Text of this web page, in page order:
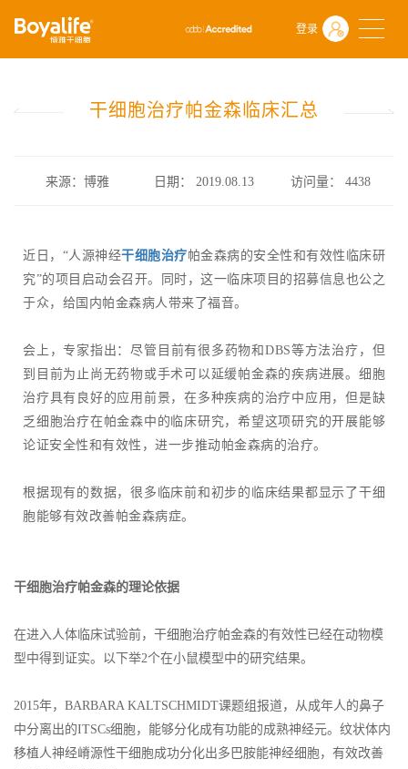
登录
首页 什么是干细胞
前沿动态
干细胞治疗帕金森临床汇总
干细胞治疗帕金森临床汇总
来源：博雅 日期： 2019.08.13 访问量：4438
近日，“人源神经干细胞治疗帕金森病的安全性和有效性临床研
究”的项目启动会召开。同时，这一临床项目的招募信息也公之
于众，给国内帕金森病人带来了福音。
会上，专家指出：尽管目前有很多药物和DBS等方法治疗，但
到目前为止尚无药物或手术可以延缓帕金森的疾病进展。细胞
治疗具有良好的应用前景，在多种疾病的治疗中应用，但是缺
乏细胞治疗在帕金森中的临床研究，希望这项研究的开展能够
论证安全性和有效性，进一步推动帕金森病的治疗。
根据现有的数据，很多临床前和初步的临床结果都显示了干细
胞能够有效改善帕金森病症。
干细胞治疗帕金森的理论依据
在进入人体临床试验前，干细胞治疗帕金森的有效性已经在动物模
型中得到证实。以下举2个在小鼠模型中的研究结果。
2015年，BARBARA KALTSCHMIDT课题组报道，从成年人的鼻子
中分离出的ITSCs细胞，能够分化成有功能的成熟神经元。纹状体内
移植人神经嵴源性干细胞成功分化出多巴胺能神经细胞，有效改善